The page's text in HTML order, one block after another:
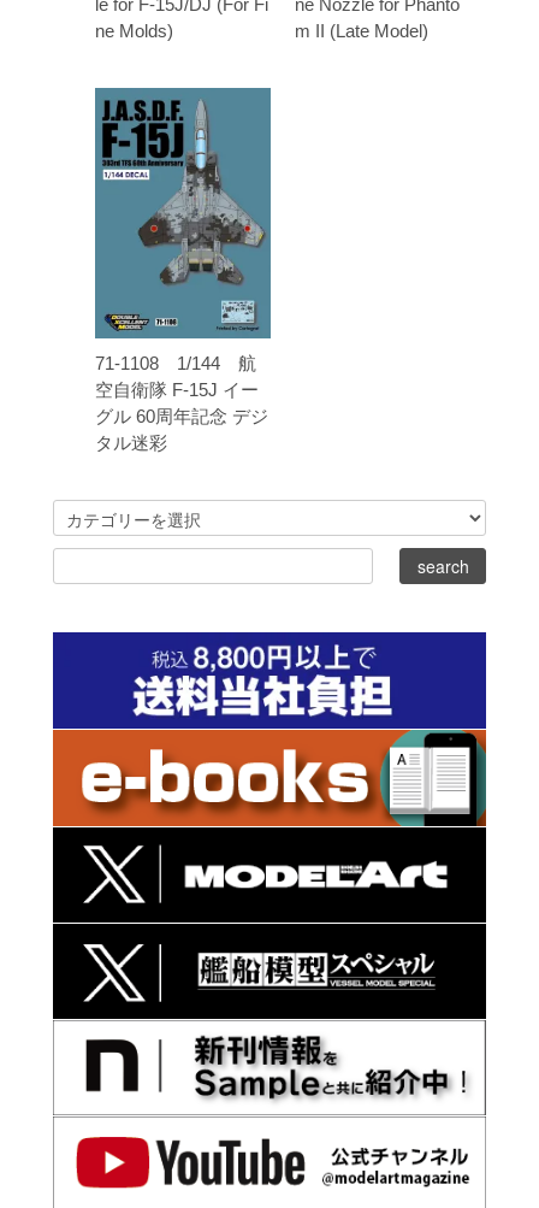
ne Molds)
m II (Late Model)
71-1108 1/144 航
空自衛隊 F-15J イー
グル 60周年記念 デジ
タル迷彩